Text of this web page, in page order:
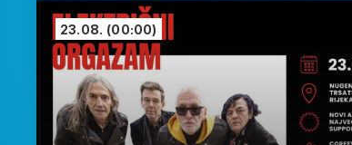
23.08. (00:00)